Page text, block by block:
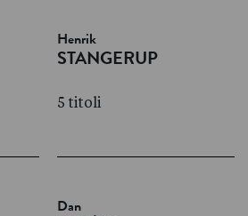
Henrik
STANGERUP
5 titoli
Dan